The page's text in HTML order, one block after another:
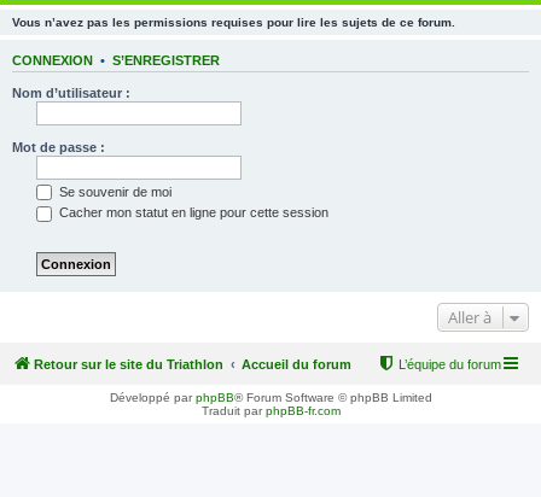
Vous n’avez pas les permissions requises pour lire les sujets de ce forum.
CONNEXION • S’ENREGISTRER
Nom d’utilisateur :
Mot de passe :
Se souvenir de moi
Cacher mon statut en ligne pour cette session
Aller à
Retour sur le site du Triathlon Accueil du forum L’équipe du forum
Développé parphpBB® Forum Software © phpBB Limited
Traduit parphpBB-fr.com